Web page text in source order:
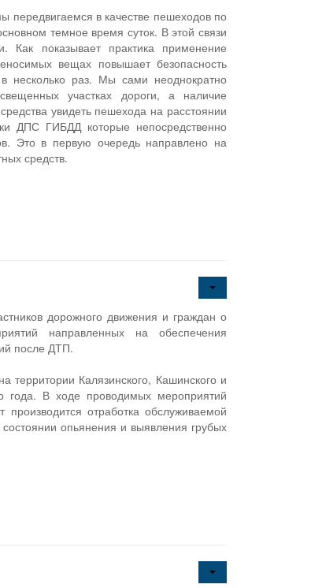
передвигаемся в качестве пешеходов по
темное время суток. В этой связи
Как показывает практика применение
вещах повышает безопасность
несколько раз. Мы сами неоднократно
участках дороги, а наличие
увидеть пешехода на расстоянии
ДПС ГИБДД которые непосредственно
Это в первую очередь направлено на
средств.
дорожного движения и граждан о
направленных на обеспечения
после ДТП.
территории Калязинского, Кашинского и
года. В ходе проводимых мероприятий
отработка обслуживаемой
опьянения и выявления грубых